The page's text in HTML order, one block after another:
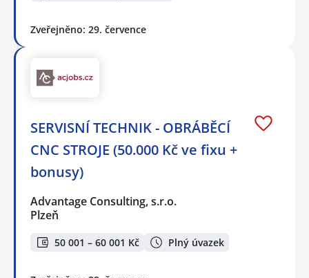
Zveřejněno: 29. července
SERVISNÍ TECHNIK - OBRÁBĚCÍ
CNC STROJE (50.000 Kč ve fixu +
bonusy)
Advantage Consulting, s.r.o.
Plzeň
50 001 – 60 001 Kč Plný úvazek